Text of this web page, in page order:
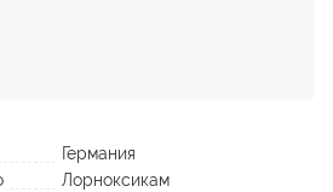
Германия
Лорноксикам